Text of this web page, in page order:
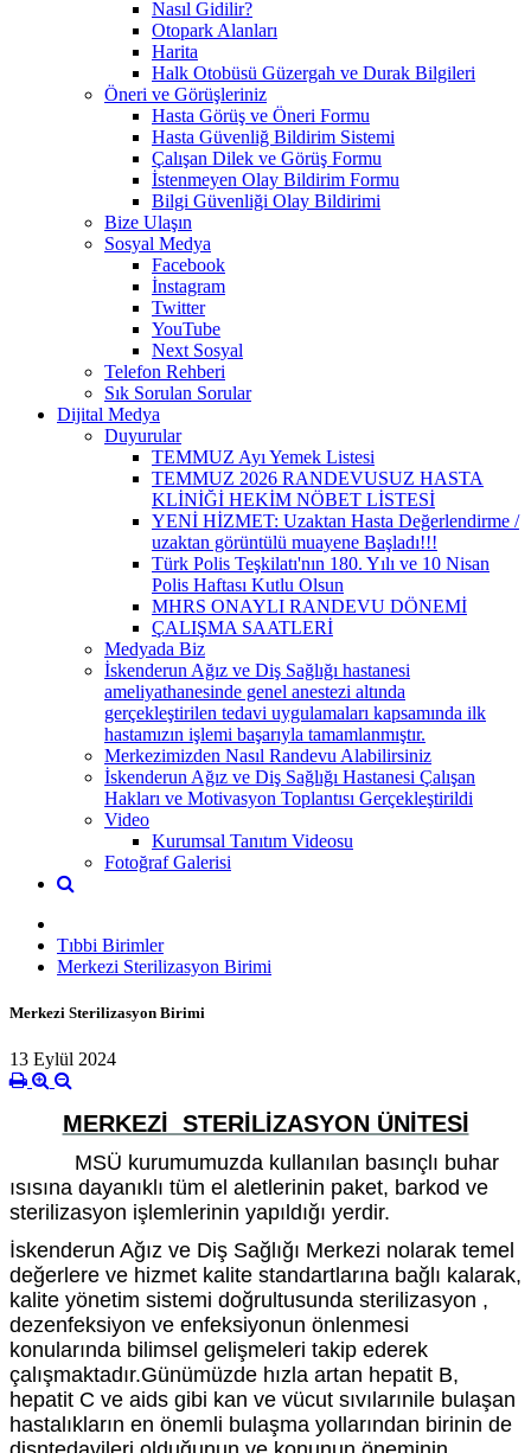
Nasıl Gidilir?
Otopark Alanları
Harita
Halk Otobüsü Güzergah ve Durak Bilgileri
Öneri ve Görüşleriniz
Hasta Görüş ve Öneri Formu
Hasta Güvenliğ Bildirim Sistemi
Çalışan Dilek ve Görüş Formu
İstenmeyen Olay Bildirim Formu
Bilgi Güvenliği Olay Bildirimi
Bize Ulaşın
Sosyal Medya
Facebook
İnstagram
Twitter
YouTube
Next Sosyal
Telefon Rehberi
Sık Sorulan Sorular
Dijital Medya
Duyurular
TEMMUZ Ayı Yemek Listesi
TEMMUZ 2026 RANDEVUSUZ HASTA
KLİNİĞİ HEKİM NÖBET LİSTESİ
YENİ HİZMET: Uzaktan Hasta Değerlendirme /
uzaktan görüntülü muayene Başladı!!!
Türk Polis Teşkilatı'nın 180. Yılı ve 10 Nisan
Polis Haftası Kutlu Olsun
MHRS ONAYLI RANDEVU DÖNEMİ
ÇALIŞMA SAATLERİ
Medyada Biz
İskenderun Ağız ve Diş Sağlığı hastanesi
ameliyathanesinde genel anestezi altında
gerçekleştirilen tedavi uygulamaları kapsamında ilk
hastamızın işlemi başarıyla tamamlanmıştır.
Merkezimizden Nasıl Randevu Alabilirsiniz
İskenderun Ağız ve Diş Sağlığı Hastanesi Çalışan
Hakları ve Motivasyon Toplantısı Gerçekleştirildi
Video
Kurumsal Tanıtım Videosu
Fotoğraf Galerisi
Tıbbi Birimler
Merkezi Sterilizasyon Birimi
Merkezi Sterilizasyon Birimi
13 Eylül 2024
MERKEZİ STERİLİZASYON ÜNİTESİ
MSÜ kurumumuzda kullanılan basınçlı buhar
ısısına dayanıklı tüm el aletlerinin paket, barkod ve
sterilizasyon işlemlerinin yapıldığı yerdir.
İskenderun Ağız ve Diş Sağlığı Merkezi nolarak temel
değerlere ve hizmet kalite standartlarına bağlı kalarak,
kalite yönetim sistemi doğrultusunda sterilizasyon ,
dezenfeksiyon ve enfeksiyonun önlenmesi
konularında bilimsel gelişmeleri takip ederek
çalışmaktadır.Günümüzde hızla artan hepatit B,
hepatit C ve aids gibi kan ve vücut sıvılarınile bulaşan
hastalıkların en önemli bulaşma yollarından birinin de